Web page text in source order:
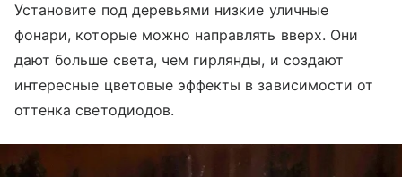
Установите под деревьями низкие уличные
фонари, которые можно направлять вверх. Они
дают больше света, чем гирлянды, и создают
интересные цветовые эффекты в зависимости от
оттенка светодиодов.